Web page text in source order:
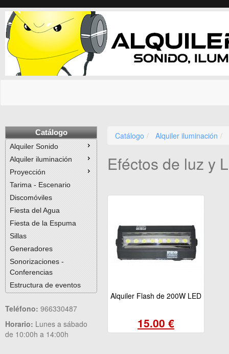
Catálogo
Alquiler Sonido
Alquiler iluminación
Proyección
Tarima - Escenario
Discomóviles
Fiesta del Agua
Fiesta de la Espuma
Sillas
Generadores
Sonorizaciones -
Conferencias
Estructura de eventos
Teléfono: 966330487
Horario: Lunes a sábado
de 10:00h a 14:00h
Catálogo Alquiler iluminación
Eféctos de luz y
Alquiler Flash de 200W LED
15.00 €